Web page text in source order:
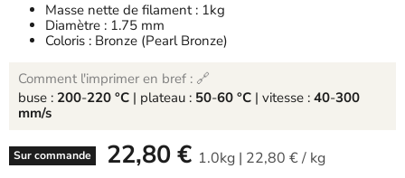
Masse nette de filament : 1kg
Diamètre : 1.75 mm
Coloris : Bronze (Pearl Bronze)
Comment l'imprimer en bref : 🔗
buse : 200-220 °C | plateau : 50-60 °C | vitesse : 40-300
mm/s
Sur commande -
22,80 € 1.0kg | 22,80 €/ kg